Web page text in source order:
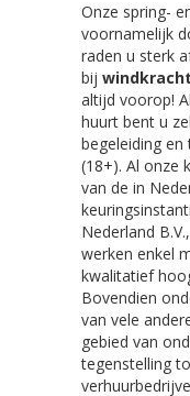
Onze spring-
voornamelijk
raden u sterk
bij
altijd voorop!
huurt bent u
begeleiding
(18+). Al onze
van de in
Nederland
werken enkel
kwalitatief
Bovendien
van vele
gebied van
tegenstelling